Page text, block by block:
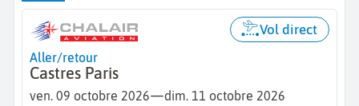
Aller/retour
Castres Paris
ven. 09 octobre 2026—dim. 11 octobre 2026
Vol direct